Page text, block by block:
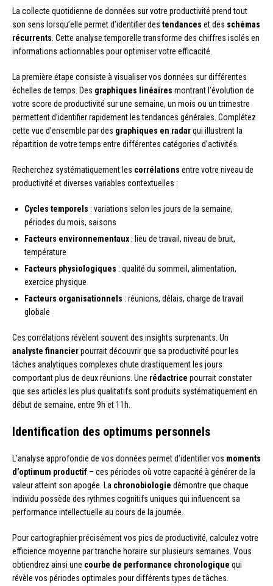
La collecte quotidienne de données sur votre productivité prend tout
son sens lorsqu’elle permet d’identifier des tendances et des schémas
récurrents . Cette analyse temporelle transforme des chiffres isolés en
informations actionnables pour optimiser votre efficacité.
La première étape consiste à visualiser vos données sur différentes
échelles de temps. Des graphiques linéaires montrant l’évolution de
votre score de productivité sur une semaine, un mois ou un trimestre
permettent d’identifier rapidement les tendances générales. Complétez
cette vue d’ensemble par des graphiques en radarqui illustrent la
répartition de votre temps entre différentes catégories d’activités.
Recherchez systématiquement les corrélations entre votre niveau de
productivité et diverses variables contextuelles :
Cycles temporels : variations selon les jours de la semaine,
périodes du mois, saisons
Facteurs environnementaux : lieu de travail, niveau de bruit,
température
Facteurs physiologiques : qualité du sommeil, alimentation,
exercice physique
Facteurs organisationnels : réunions, délais, charge de travail
globale
Ces corrélations révèlent souvent des insights surprenants. Un
analyste financierpourrait découvrir que sa productivité pour les
tâches analytiques complexes chute drastiquement les jours
comportant plus de deux réunions. Une rédactrice pourrait constater
que ses articles les plus qualitatifs sont produits systématiquement en
début de semaine, entre 9h et 11h.
Identification des optimums personnels
L’analyse approfondie de vos données permet d’identifier vos moments
d’optimum productif – ces périodes où votre capacité à générer de la
valeur atteint son apogée. La chronobiologie démontre que chaque
individu possède des rythmes cognitifs uniques qui influencent sa
performance intellectuelle au cours de la journée.
Pour cartographier précisément vos pics de productivité, calculez votre
efficience moyenne par tranche horaire sur plusieurs semaines. Vous
obtiendrez ainsi une courbe de performance chronologique qui
révèle vos périodes optimales pour différents types de tâches.